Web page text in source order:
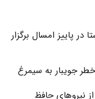
پاییز امسال برگزار
جویبار به سیمرغ
نیروهای حافظ